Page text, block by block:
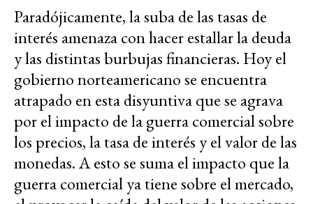
Paradójicamente, la suba de las tasas de
interés amenaza con hacer estallar la deuda
y las distintas burbujas financieras. Hoy el
gobierno norteamericano se encuentra
atrapado en esta disyuntiva que se agrava
por el impacto de la guerra comercial sobre
los precios, la tasa de interés y el valor de las
monedas. A esto se suma el impacto que la
guerra comercial ya tiene sobre el mercado,